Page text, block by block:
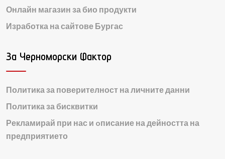
Онлайн магазин за био продукти
Изработка на сайтове Бургас
За Черноморски Фактор
Политика за поверителност на личните данни
Политика за бисквитки
Рекламирай при нас и oписание на дейността на
предприятието